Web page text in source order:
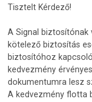
Tisztelt Kérdező!
A Signal biztosítónak
kötelező biztosítás
biztosítóhoz
kedvezmény
dokumentumra lesz
A kedvezmény flotta